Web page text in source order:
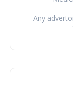
Any